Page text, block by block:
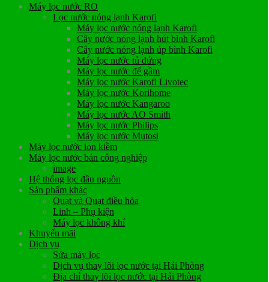
Máy lọc nước RO
Lọc nước nóng lạnh Karofi
Máy lọc nước nóng lạnh Karofi
Cây nước nóng lạnh hút bình Karofi
Cây nước nóng lạnh úp bình Karofi
Máy lọc nước tủ đứng
Máy lọc nước để gầm
Máy lọc nước Karofi Livotec
Máy lọc nước Korihome
Máy lọc nước Kangaroo
Máy lọc nước AO Smith
Máy lọc nước Philips
Máy lọc nước Mutosi
Máy lọc nước ion kiềm
Máy lọc nước bán công nghiệp
image
Hệ thống lọc đầu nguồn
Sản phẩm khác
Quạt và Quạt điều hòa
Linh – Phụ kiện
Máy lọc không khí
Khuyến mãi
Dịch vụ
Sửa máy lọc
Dịch vụ thay lõi lọc nước tại Hải Phòng
Địa chỉ thay lõi lọc nước tại Hải Phòng